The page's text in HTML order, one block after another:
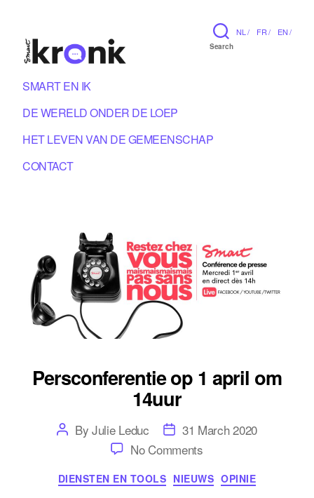
NL / FR / EN /
Search
SMART EN IK
DE WERELD ONDER DE LOEP
HET LEVEN VAN DE GEMEENSCHAP
CONTACT
Persconferentie op 1 april om
14uur
Post
author
By Julie Leduc Post
date
31 March 2020
No Commentson
op
1
Categories
DIENSTEN EN TOOLS NIEUWS OPINIE